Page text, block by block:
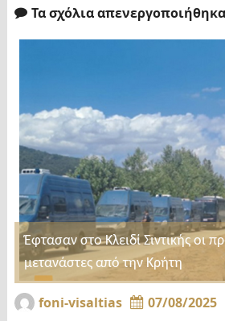
Τα σχόλια
Έφτασαν στο Κλειδί Σιντικής οι
μετανάστες από την Κρήτη
foni-visaltias
07/08/2025